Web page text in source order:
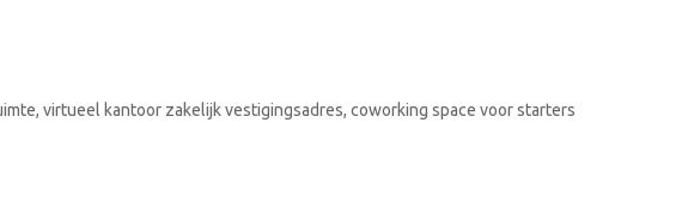
PRIJZEN
virtueel kantoor zakelijk vestigingsadres, coworking space voor starters